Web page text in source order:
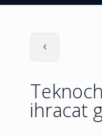
ihracat